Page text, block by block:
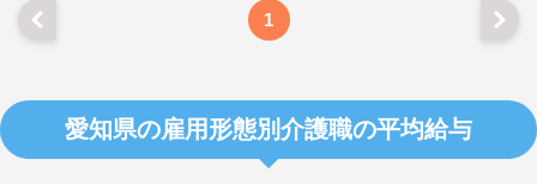
1
愛知県の雇用形態別介護職の平均給与